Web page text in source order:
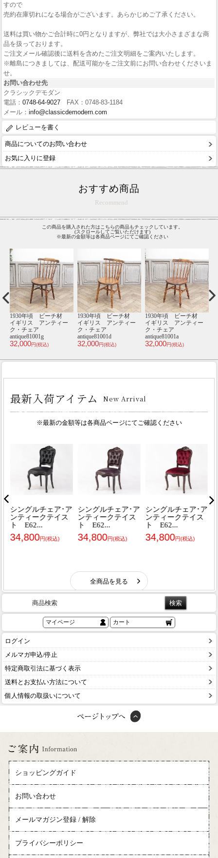
すので
売約在庫切れになる場合がございます。あらかじめご了承ください。
送料は買い物かご合計時に0円となりますが、弊社では大小さまざまな商
品を扱っております。
ご注文メール確認後に送料を含めたご注文明細をご案内いたします。
※離島につきましては、配送可能かをご注文前にお問い合わせくださいま
せ。
お問い合わせ先
クラシックデモダン
電話： 0748-64-9027 FAX：0748-83-1184
メール： info@classicdemodern.com
レビューを書く
商品についてのお問い合わせ
お気に入りに登録
おすすめ商品
Recommend
この商品を購入された方はこちらの商品もチェックしています。
(スクロールしてご覧いただけます)
※最新の金額等は各商品ページにてご確認ください
チ材
ィー
1940年頃 オーク材
フランス アンティー
ク・ミラー
antique65620
38,000円(税込)
1930年頃 ビーチ材
イギリス アンティー
ク・チェア
antique81039b
33,000円(税込)
1940年頃 エルム
イギリス アンティ
ク・チェア
antique80568a
33,000円(税込)
商品検索
マイページ カート
ログイン
メルマガ申込/停止
特定商取引法に基づく表示
送料とお支払い方法について
個人情報の取扱いについて
ショッピングガイド
お問い合わせ
メールマガジン登録 / 解除
プライバシーポリシー